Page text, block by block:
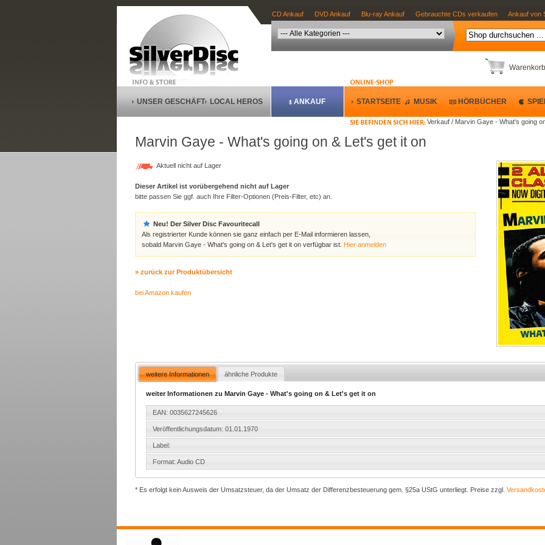
CD Ankauf DVD Ankauf Blu-ray Ankauf Gebrauchte CDs verkaufen Ankauf von
Warenkorb
Verkauf / Marvin Gaye - What's going
UNSER GESCHÄFT LOCAL HEROS ANKAUF STARTSEITE MUSIK HÖRBÜCHER
Marvin Gaye - What's going on & Let's get it on
Aktuell nicht auf Lager
Dieser Artikel ist vorübergehend nicht auf Lager
bitte passen Sie ggf. auch Ihre Filter-Optionen (Preis-Filter, etc) an.
Neu! Der Silver Disc Favouritecall
Als registrierter Kunde können sie ganz einfach per E-Mail informieren lassen,
sobald Marvin Gaye - What's going on & Let's get it on verfügbar ist. Hier anmelden
» zurück zur Produktübersicht
bei Amazon kaufen
weitere Informationen ähnliche Produkte
weiter Informationen zu Marvin Gaye - What's going on & Let's get it on
EAN: 0035627245626
Veröffentlichungsdatum: 01.01.1970
Label:
Format: Audio CD
* Es erfolgt kein Ausweis der Umsatzsteuer, da der Umsatz der Differenzbesteuerung gem. §25a UStG unterliegt. Preise zzgl.